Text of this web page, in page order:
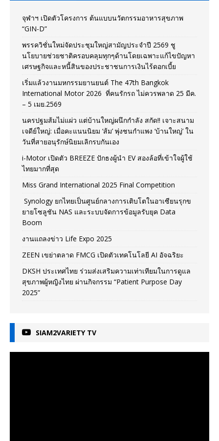
จุฬาฯ เปิดตัวโครงการ ต้นแบบนวัตกรรมอาหารสุขภาพ
“GIN-D”
พรรควิชั่นใหม่จัดประชุมใหญ่สามัญประจำปี 2569 ชู
นโยบายช่วยชาติครอบคลุมทุกๆด้านโดยเฉพาะแก้ไขปัญหา
เศรษฐกิจและหนี้สินของประชาชนการเงินไร้ดอกเบี้ย
เริ่มแล้วงานมหกรรมยานยนต์ The 47th Bangkok
International Motor 2026 ที่คนรักรถ ไม่ควรพลาด 25 มีค.
– 5 เมย.2569
นครปฐมส้มไม่แผ่ว แต่บ้านใหญ่ผนึกกำลัง สกัด!! เจาะสนาม
เจดีย์ใหญ่: เมื่อคะแนนนิยม ‘ส้ม’ พุ่งชนกำแพง ‘บ้านใหญ่’ ใน
วันที่สายอนุรักษ์นิยมเลิกรบกันเอง
i-Motor เปิดตัว BREEZE ปักธงผู้นำ EV สองล้อที่เข้าใจผู้ใช้
ไทยมากที่สุด
Miss Grand International 2025 Final Competition
Synology ยกไทยเป็นศูนย์กลางการเติบโตในอาเซียนรุกข
ยายโซลูชัน NAS และระบบจัดการข้อมูลรับยุค Data
Boom
งานแถลงข่าว Life Expo 2025
ZEEN เขย่าตลาด FMCG เปิดตัวเทคโนโลยี AI อัจฉริยะ
DKSH ประเทศไทย ร่วมส่งเสริมความเท่าเทียมในการดูแล
สุขภาพผู้หญิงไทย ผ่านกิจกรรม “Patient Purpose Day
2025”
SIAM2VARIETY TV